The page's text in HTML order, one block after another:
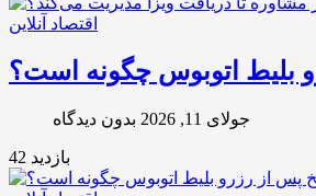
اقتصاد آنلاین
بلیط اتوبوس چگونه است؟
جولای 11, 2026 بدون دیدگاه
بازدید 42